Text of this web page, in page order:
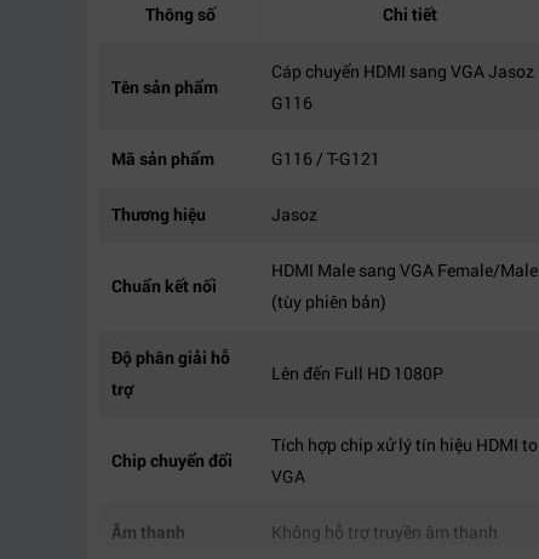
Thông số Chi tiết
Tên sản phẩm
Cáp chuyển HDMI sang VGA Jasoz
G116
Mã sản phẩm G116 / T-G121
Thương hiệu Jasoz
Chuẩn kết nối
HDMI Male sang VGA Female/Male
(tùy phiên bản)
Độ phân giải hỗ
trợ
Lên đến Full HD 1080P
Chip chuyển đổi
Tích hợp chip xử lý tín hiệu HDMI to
VGA
Âm thanh Không hỗ trợ truyền âm thanh